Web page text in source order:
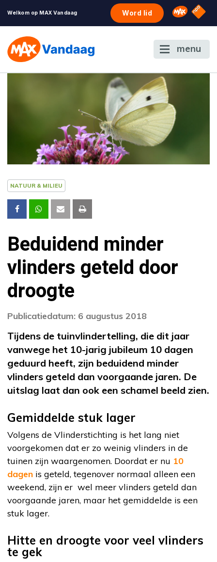
Welkom op MAX Vandaag Word lid Omroep
NPO
menu
NATUUR & MILIEU
Beduidend minder
vlinders geteld door
droogte
Publicatiedatum: 6 augustus 2018
Tijdens de tuinvlindertelling, die dit jaar
vanwege het 10-jarig jubileum 10 dagen
geduurd heeft, zijn beduidend minder
vlinders geteld dan voorgaande jaren. De
uitslag laat dan ook een schamel beeld zien.
Gemiddelde stuk lager
Volgens de Vlinderstichting is het lang niet
voorgekomen dat er zo weinig vlinders in de
tuinen zijn waargenomen. Doordat er nu 10
dagen is geteld, tegenover normaal alleen een
weekend, zijn er wel meer vlinders geteld dan
voorgaande jaren, maar het gemiddelde is een
stuk lager.
Hitte en droogte voor veel vlinders
te gek